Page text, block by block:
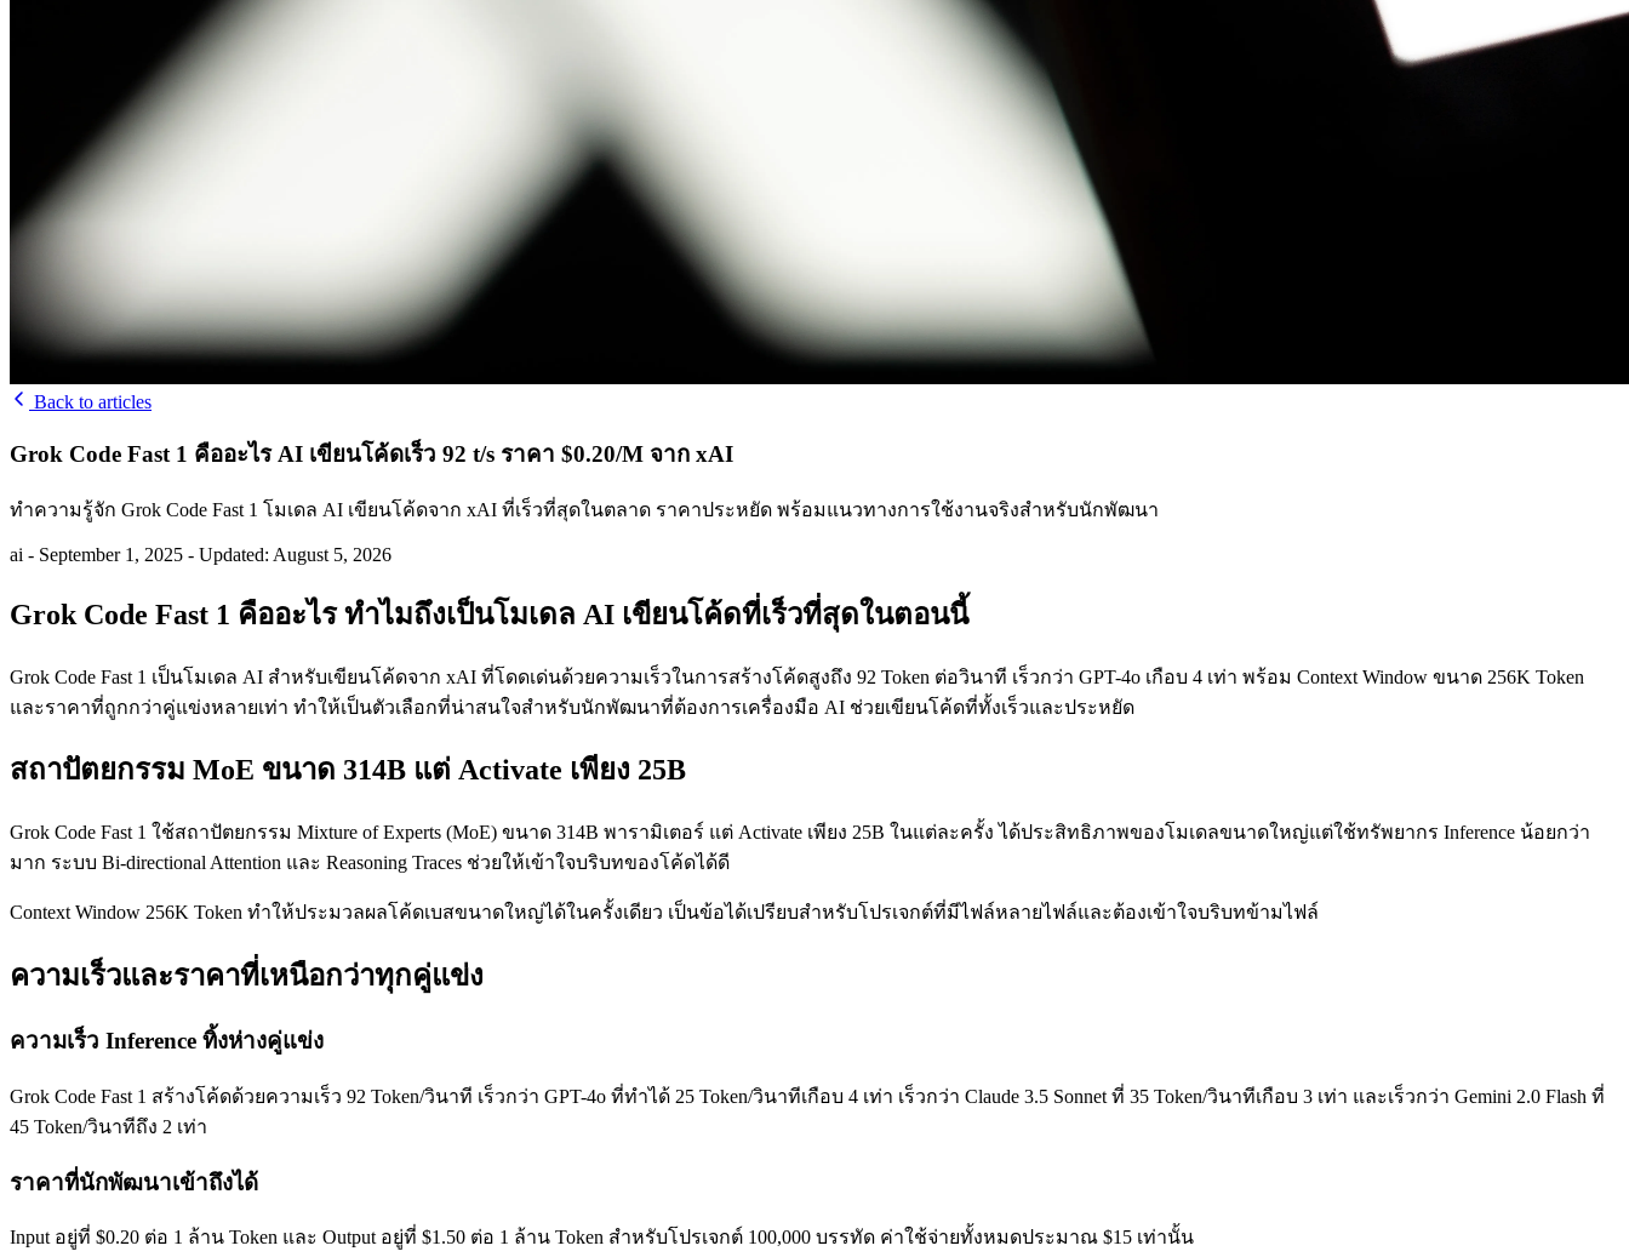
Back to articles
Grok Code Fast 1 คืออะไร AI เขียนโค้ดเร็ว 92 t/s ราคา $0.20/M จาก xAI
ทำความรู้จัก Grok Code Fast 1 โมเดล AI เขียนโค้ดจาก xAI ที่เร็วที่สุดในตลาด ราคาประหยัด พร้อมแนวทางการใช้งานจริงสำหรับนักพัฒนา
ai - September 1, 2025 - Updated: August 5, 2026
Grok Code Fast 1 คืออะไร ทำไมถึงเป็นโมเดล AI เขียนโค้ดที่เร็วที่สุดในตอนนี้
Grok Code Fast 1 เป็นโมเดล AI สำหรับเขียนโค้ดจาก xAI ที่โดดเด่นด้วยความเร็วในการสร้างโค้ดสูงถึง 92 Token ต่อวินาที เร็วกว่า GPT-4o เกือบ 4 เท่า พร้อม Context Window ขนาด 256K Token
และราคาที่ถูกกว่าคู่แข่งหลายเท่า ทำให้เป็นตัวเลือกที่น่าสนใจสำหรับนักพัฒนาที่ต้องการเครื่องมือ AI ช่วยเขียนโค้ดที่ทั้งเร็วและประหยัด
สถาปัตยกรรม MoE ขนาด 314B แต่ Activate เพียง 25B
Grok Code Fast 1 ใช้สถาปัตยกรรม Mixture of Experts (MoE) ขนาด 314B พารามิเตอร์ แต่ Activate เพียง 25B ในแต่ละครั้ง ได้ประสิทธิภาพของโมเดลขนาดใหญ่แต่ใช้ทรัพยากร Inference น้อยกว่า
มาก ระบบ Bi-directional Attention และ Reasoning Traces ช่วยให้เข้าใจบริบทของโค้ดได้ดี
Context Window 256K Token ทำให้ประมวลผลโค้ดเบสขนาดใหญ่ได้ในครั้งเดียว เป็นข้อได้เปรียบสำหรับโปรเจกต์ที่มีไฟล์หลายไฟล์และต้องเข้าใจบริบทข้ามไฟล์
ความเร็วและราคาที่เหนือกว่าทุกคู่แข่ง
ความเร็ว Inference ทิ้งห่างคู่แข่ง
Grok Code Fast 1 สร้างโค้ดด้วยความเร็ว 92 Token/วินาที เร็วกว่า GPT-4o ที่ทำได้ 25 Token/วินาทีเกือบ 4 เท่า เร็วกว่า Claude 3.5 Sonnet ที่ 35 Token/วินาทีเกือบ 3 เท่า และเร็วกว่า Gemini 2.0 Flash ที่
45 Token/วินาทีถึง 2 เท่า
ราคาที่นักพัฒนาเข้าถึงได้
Input อยู่ที่ $0.20 ต่อ 1 ล้าน Token และ Output อยู่ที่ $1.50 ต่อ 1 ล้าน Token สำหรับโปรเจกต์ 100,000 บรรทัด ค่าใช้จ่ายทั้งหมดประมาณ $15 เท่านั้น